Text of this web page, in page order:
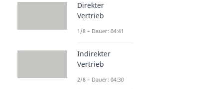
Direkter
Vertrieb
1/8 – Dauer: 04:41
Indirekter
Vertrieb
2/8 – Dauer: 04:30